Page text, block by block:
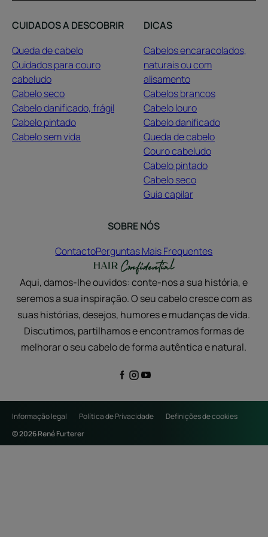
CUIDADOS A DESCOBRIR
Queda de cabelo
Cuidados para couro
cabeludo
Cabelo seco
Cabelo danificado, frágil
Cabelo pintado
Cabelo sem vida
DICAS
Cabelos encaracolados,
naturais ou com
alisamento
Cabelos brancos
Cabelo louro
Cabelo danificado
Queda de cabelo
Couro cabeludo
Cabelo pintado
Cabelo seco
Guia capilar
SOBRE NÓS
ContactoPerguntas Mais Frequentes
Aqui, damos-lhe ouvidos: conte-nos a sua história, e
seremos a sua inspiração. O seu cabelo cresce com as
suas histórias, desejos, humores e mudanças de vida.
Discutimos, partilhamos e encontramos formas de
melhorar o seu cabelo de forma autêntica e natural.
Informação legal Política de Privacidade
Definições de cookies
© 2026 René Furterer